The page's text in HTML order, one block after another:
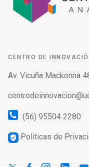
CENTRO DE
Av. Vicuña Mackenna
(56) 95504 2280
verified_user Políticas de